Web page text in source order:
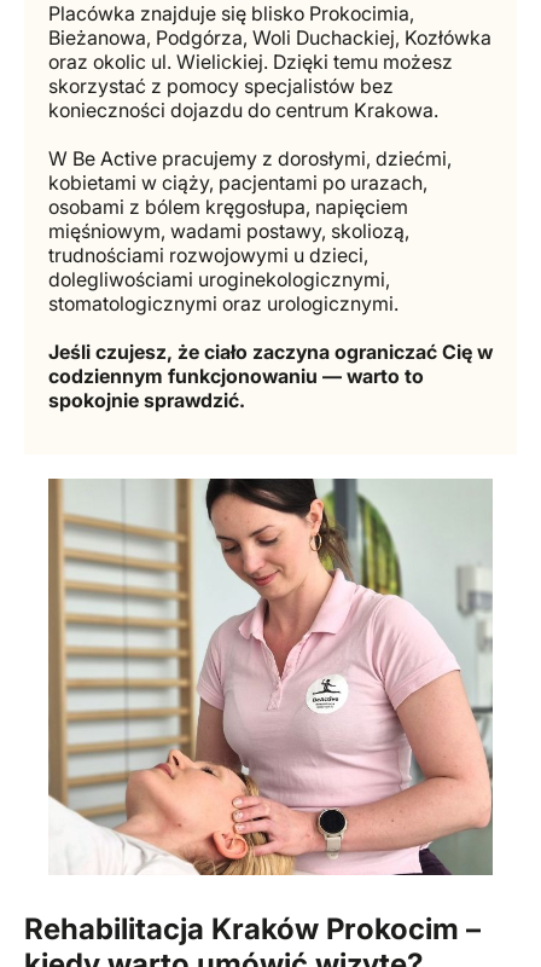
Placówka znajduje się blisko Prokocimia,
Bieżanowa, Podgórza, Woli Duchackiej, Kozłówka
oraz okolic ul. Wielickiej. Dzięki temu możesz
skorzystać z pomocy specjalistów bez
konieczności dojazdu do centrum Krakowa.
W Be Active pracujemy z dorosłymi, dziećmi,
kobietami w ciąży, pacjentami po urazach,
osobami z bólem kręgosłupa, napięciem
mięśniowym, wadami postawy, skoliozą,
trudnościami rozwojowymi u dzieci,
dolegliwościami uroginekologicznymi,
stomatologicznymi oraz urologicznymi.
Jeśli czujesz, że ciało zaczyna ograniczać Cię w
codziennym funkcjonowaniu — warto to
spokojnie sprawdzić.
Rehabilitacja Kraków Prokocim –